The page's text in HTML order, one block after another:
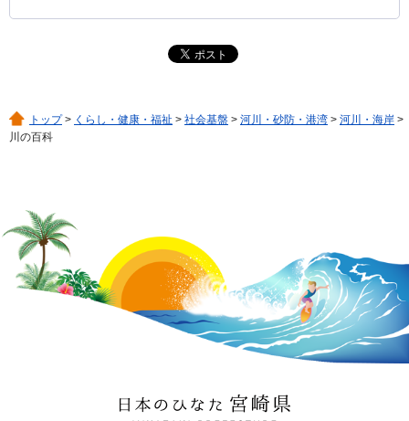
トップ> くらし・健康・福祉 > 社会基盤 > 河川・砂防・港湾 > 河川・海岸 >
川の百科
日本のひなた 宮崎県